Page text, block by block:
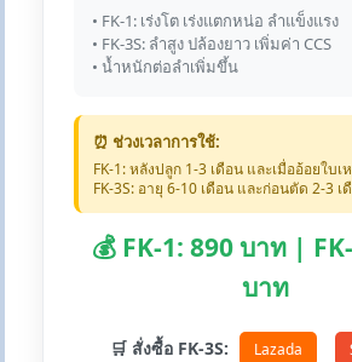
• FK-1: เร่งโต เร่งแตกหน่อ ลำแข็งแรง
• FK-3S: ลำสูง ปล้องยาว เพิ่มค่า CCS
• น้ำหนักต่อลำเพิ่มขึ้น
⏰ ช่วงเวลาการใช้:
FK-1: หลังปลูก 1-3 เดือน และเมื่ออ้อยใบเ
FK-3S: อายุ 6-10 เดือน และก่อนตัด 2-3 เ
💰 FK-1: 890 บาท |
บาท
🛒 สั่งซื้อ FK-3S: Lazada